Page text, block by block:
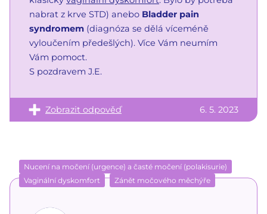
nabrat z krve STD) anebo Bladder pain
syndromem (diagnóza se dělá víceméně
vyloučením předešlých). Více Vám neumím
Vám pomoct.
S pozdravem J.E.
Zobrazit odpověď 6. 5. 2023
Nucení na močení (urgence) a časté močení (polakisurie)
Vaginální dyskomfort
Zánět močového měchýře